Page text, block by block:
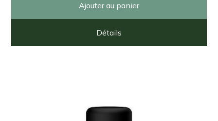
Ajouter au panier
Détails